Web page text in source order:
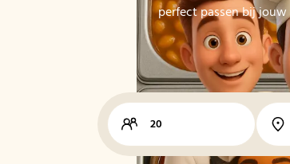
perfect passen bij